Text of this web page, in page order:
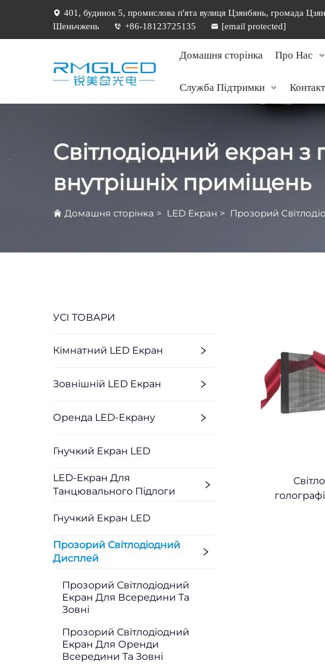
401, будинок 5, промислова п'ята вулиця Цзянбянь, громада
Шеньчжень
+86-18123725135 [email protected]
Домашня сторінка Про Нас
Служба Підтримки Контакт
Світлодіодний екран
внутрішніх приміщень
Домашня сторінка > LED Екран > Прозорий
УСІ ТОВАРИ
Кімнатний LED Екран
Зовнішній LED Екран
Оренда LED-Екрану
Гнучкий Екран LED
LED-Екран Для
Танцювального Підлоги
Гнучкий Екран LED
Прозорий Світлодіодний
Дисплей
Прозорий Світлодіодний
Екран Для Всередини Та
Зовні
Прозорий Світлодіодний
Екран Для Оренди
Всередини Та Зовні